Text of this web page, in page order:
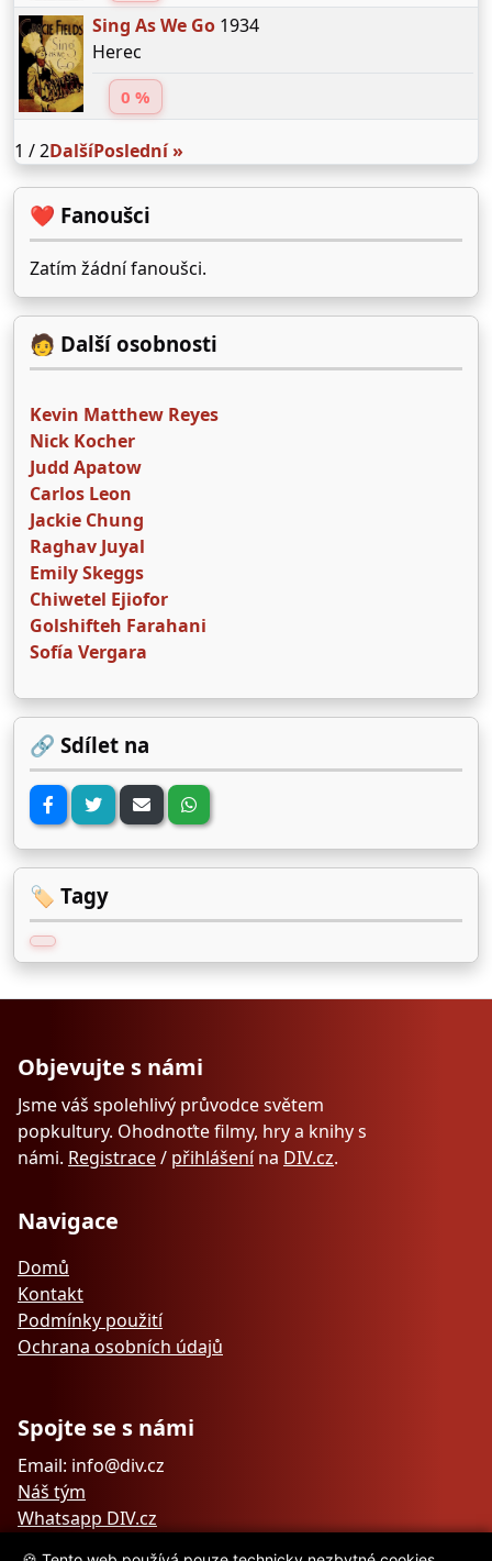
Sing As We Go1934
Herec
0 %
1 / 2DalšíPoslední »
❤️ Fanoušci
Zatím žádní fanoušci.
🧑 Další osobnosti
Kevin Matthew Reyes
Nick Kocher
Judd Apatow
Carlos Leon
Jackie Chung
Raghav Juyal
Emily Skeggs
Chiwetel Ejiofor
Golshifteh Farahani
Sofía Vergara
🔗 Sdílet na
🏷️ Tagy
Objevujte s námi
Jsme váš spolehlivý průvodce světem
popkultury. Ohodnoťte filmy, hry a knihy s
námi. Registrace/ přihlášenína DIV.cz.
Navigace
Domů
Kontakt
Podmínky použití
Ochrana osobních údajů
Spojte se s námi
Email: info@div.cz
Náš tým
Whatsapp DIV.cz